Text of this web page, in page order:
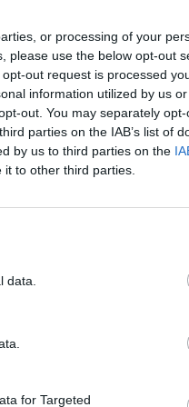
or processing of your
please use the below opt-out
out request is processed
information utilized by us
out. You may separately
parties on the IAB’s list of
by us to third parties on the
to other third parties.
data.
for Targeted
ma tra le poche
Bowie. Lo
euro, ha lasciato
di diversi club
essere
ritorno in
il Corriere di
La
giocatore resta
la Roma.